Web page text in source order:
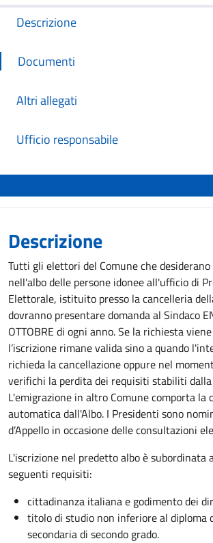
Descrizione
Documenti
Altri allegati
Ufficio responsabile
Descrizione
Tutti gli elettori del Comune che
nell'albo delle persone idonee all'ufficio di
Elettorale, istituito presso la cancelleria
dovranno presentare domanda al Sindaco
OTTOBRE di ogni anno. Se la richiesta
l’iscrizione rimane valida sino a quando
richieda la cancellazione oppure nel
verifichi la perdita dei requisiti stabiliti dalla
L'emigrazione in altro Comune comporta la
automatica dall'Albo. I Presidenti sono
d’Appello in occasione delle consultazioni
L'iscrizione nel predetto albo è subordinata
seguenti requisiti:
cittadinanza italiana e godimento dei
titolo di studio non inferiore al diploma
secondaria di secondo grado.